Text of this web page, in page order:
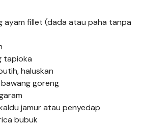
ayam fillet (dada atau paha tanpa
tapioka
haluskan
goreng
jamur atau penyedap
bubuk